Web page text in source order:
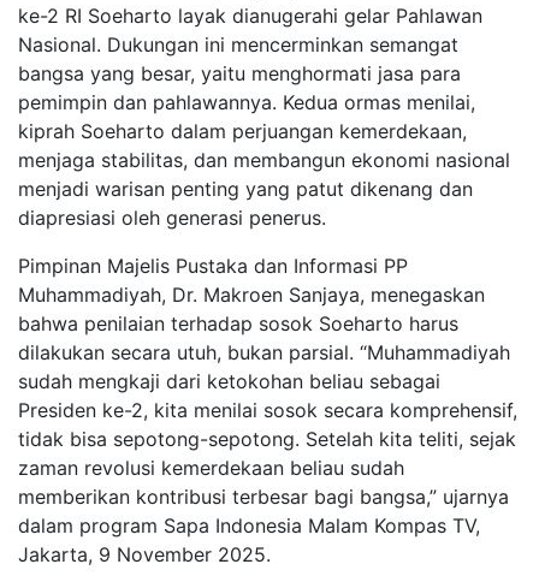
ke-2 RI Soeharto layak dianugerahi gelar Pahlawan
Nasional. Dukungan ini mencerminkan semangat
bangsa yang besar, yaitu menghormati jasa para
pemimpin dan pahlawannya. Kedua ormas menilai,
kiprah Soeharto dalam perjuangan kemerdekaan,
menjaga stabilitas, dan membangun ekonomi nasional
menjadi warisan penting yang patut dikenang dan
diapresiasi oleh generasi penerus.
Pimpinan Majelis Pustaka dan Informasi PP
Muhammadiyah, Dr. Makroen Sanjaya, menegaskan
bahwa penilaian terhadap sosok Soeharto harus
dilakukan secara utuh, bukan parsial. “Muhammadiyah
sudah mengkaji dari ketokohan beliau sebagai
Presiden ke-2, kita menilai sosok secara komprehensif,
tidak bisa sepotong-sepotong. Setelah kita teliti, sejak
zaman revolusi kemerdekaan beliau sudah
memberikan kontribusi terbesar bagi bangsa,” ujarnya
dalam program Sapa Indonesia Malam Kompas TV,
Jakarta, 9 November 2025.